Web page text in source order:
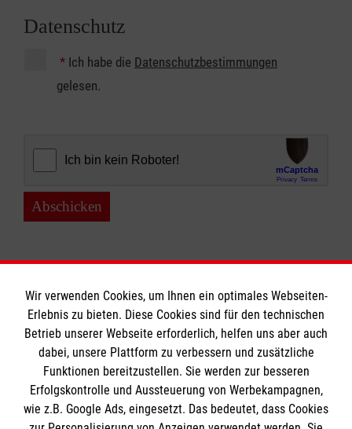
Datenschutz
* Ich habe die Datenschutzbestimmungen
gelesen.
Abschicken
Informationen
Impressum
Datenschutz
Die Malteser
Wir verwenden Cookies, um Ihnen ein optimales Webseiten-
Erlebnis zu bieten. Diese Cookies sind für den technischen
Betrieb unserer Webseite erforderlich, helfen uns aber auch
dabei, unsere Plattform zu verbessern und zusätzliche
Funktionen bereitzustellen. Sie werden zur besseren
Erfolgskontrolle und Aussteuerung von Werbekampagnen,
wie z.B. Google Ads, eingesetzt. Das bedeutet, dass Cookies